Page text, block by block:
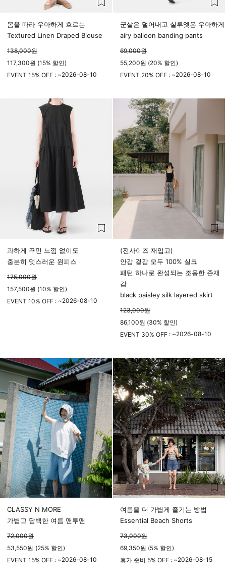
몸을 따라 우아하게 흐르는
Textured Linen Draped Blouse
138,000원
117,300원 (15% 할인)
EVENT 15% OFF : ~2026-08-10
군살은 덜어내고 실루엣은 우아하게
airy balloon banding pants
69,000원
55,200원 (20% 할인)
EVENT 20% OFF : ~2026-08-10
과하게 꾸민 느낌 없이도
충분히 멋스러운 원피스
175,000원
157,500원 (10% 할인)
EVENT 10% OFF : ~2026-08-10
(전사이즈 재입고)
안감 겉감 모두 100% 실크
패턴 하나로 완성되는 조용한 존재
감
black paisley silk layered skirt
123,000원
86,100원 (30% 할인)
EVENT 30% OFF : ~2026-08-10
CLASSY N MORE
가볍고 담백한 여름 맨투맨
72,000원
53,550원 (25% 할인)
EVENT 15% OFF : ~2026-08-10
여름을 더 가볍게 즐기는 방법
Essential Beach Shorts
73,000원
69,350원 (5% 할인)
휴가 준비 5% OFF : ~2026-08-15